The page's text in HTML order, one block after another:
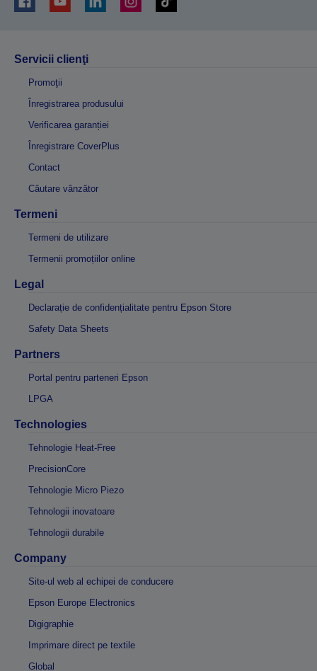
Servicii clienţi
Promoţii
Înregistrarea produsului
Verificarea garanției
Înregistrare CoverPlus
Contact
Căutare vânzător
Termeni
Termeni de utilizare
Termenii promoțiilor online
Legal
Declarație de confidențialitate pentru Epson Store
Safety Data Sheets
Partners
Portal pentru parteneri Epson
LPGA
Technologies
Tehnologie Heat-Free
PrecisionCore
Tehnologie Micro Piezo
Tehnologii inovatoare
Tehnologii durabile
Company
Site-ul web al echipei de conducere
Epson Europe Electronics
Digigraphie
Imprimare direct pe textile
Global